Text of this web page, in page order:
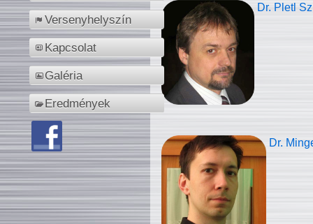
Versenyhelyszín
Kapcsolat
Galéria
Eredmények
Dr. Pletl
Dr.